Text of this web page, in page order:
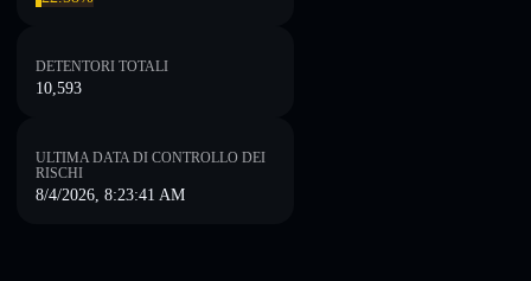
DETENTORI TOTALI
10,593
ULTIMA DATA DI CONTROLLO DEI
RISCHI
8/4/2026, 8:23:41 AM